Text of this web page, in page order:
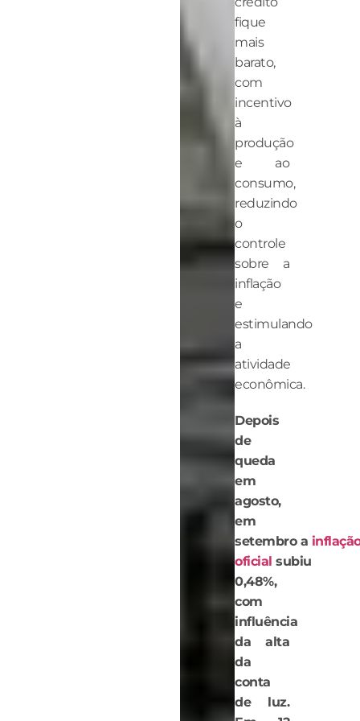
fique
mais
barato,
com
incentivo
à
produção
e ao
consumo,
reduzindo
o
controle
sobre a
inflação
e
estimulando
a
atividade
econômica.
Depois
de
queda
em
agosto,
em
setembro a
oficial subiu
0,48%,
com
influência
da alta
da
conta
de luz.